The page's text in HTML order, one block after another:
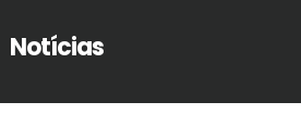
Notícias